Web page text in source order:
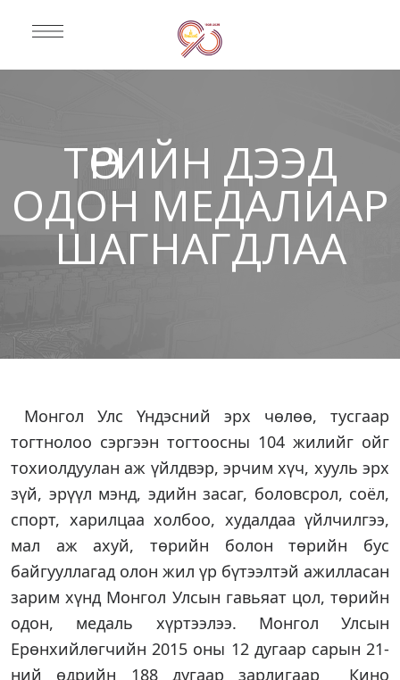
ТӨРИЙН ДЭЭД
ОДОН МЕДАЛИАР
ШАГНАГДЛАА
Монгол Улс Үндэсний эрх чөлөө, тусгаар
тогтнолоо сэргээн тогтоосны 104 жилийг ойг
тохиолдуулан аж үйлдвэр, эрчим хүч, хууль эрх
зүй, эрүүл мэнд, эдийн засаг, боловсрол, соёл,
спорт, харилцаа холбоо, худалдаа үйлчилгээ,
мал аж ахуй, төрийн болон төрийн бус
байгууллагад олон жил үр бүтээлтэй ажилласан
зарим хүнд Монгол Улсын гавьяат цол, төрийн
одон, медаль хүртээлээ. Монгол Улсын
Ерөнхийлөгчийн 2015 оны 12 дугаар сарын 21-
ний өдрийн 188 дугаар зарлигаар Кино